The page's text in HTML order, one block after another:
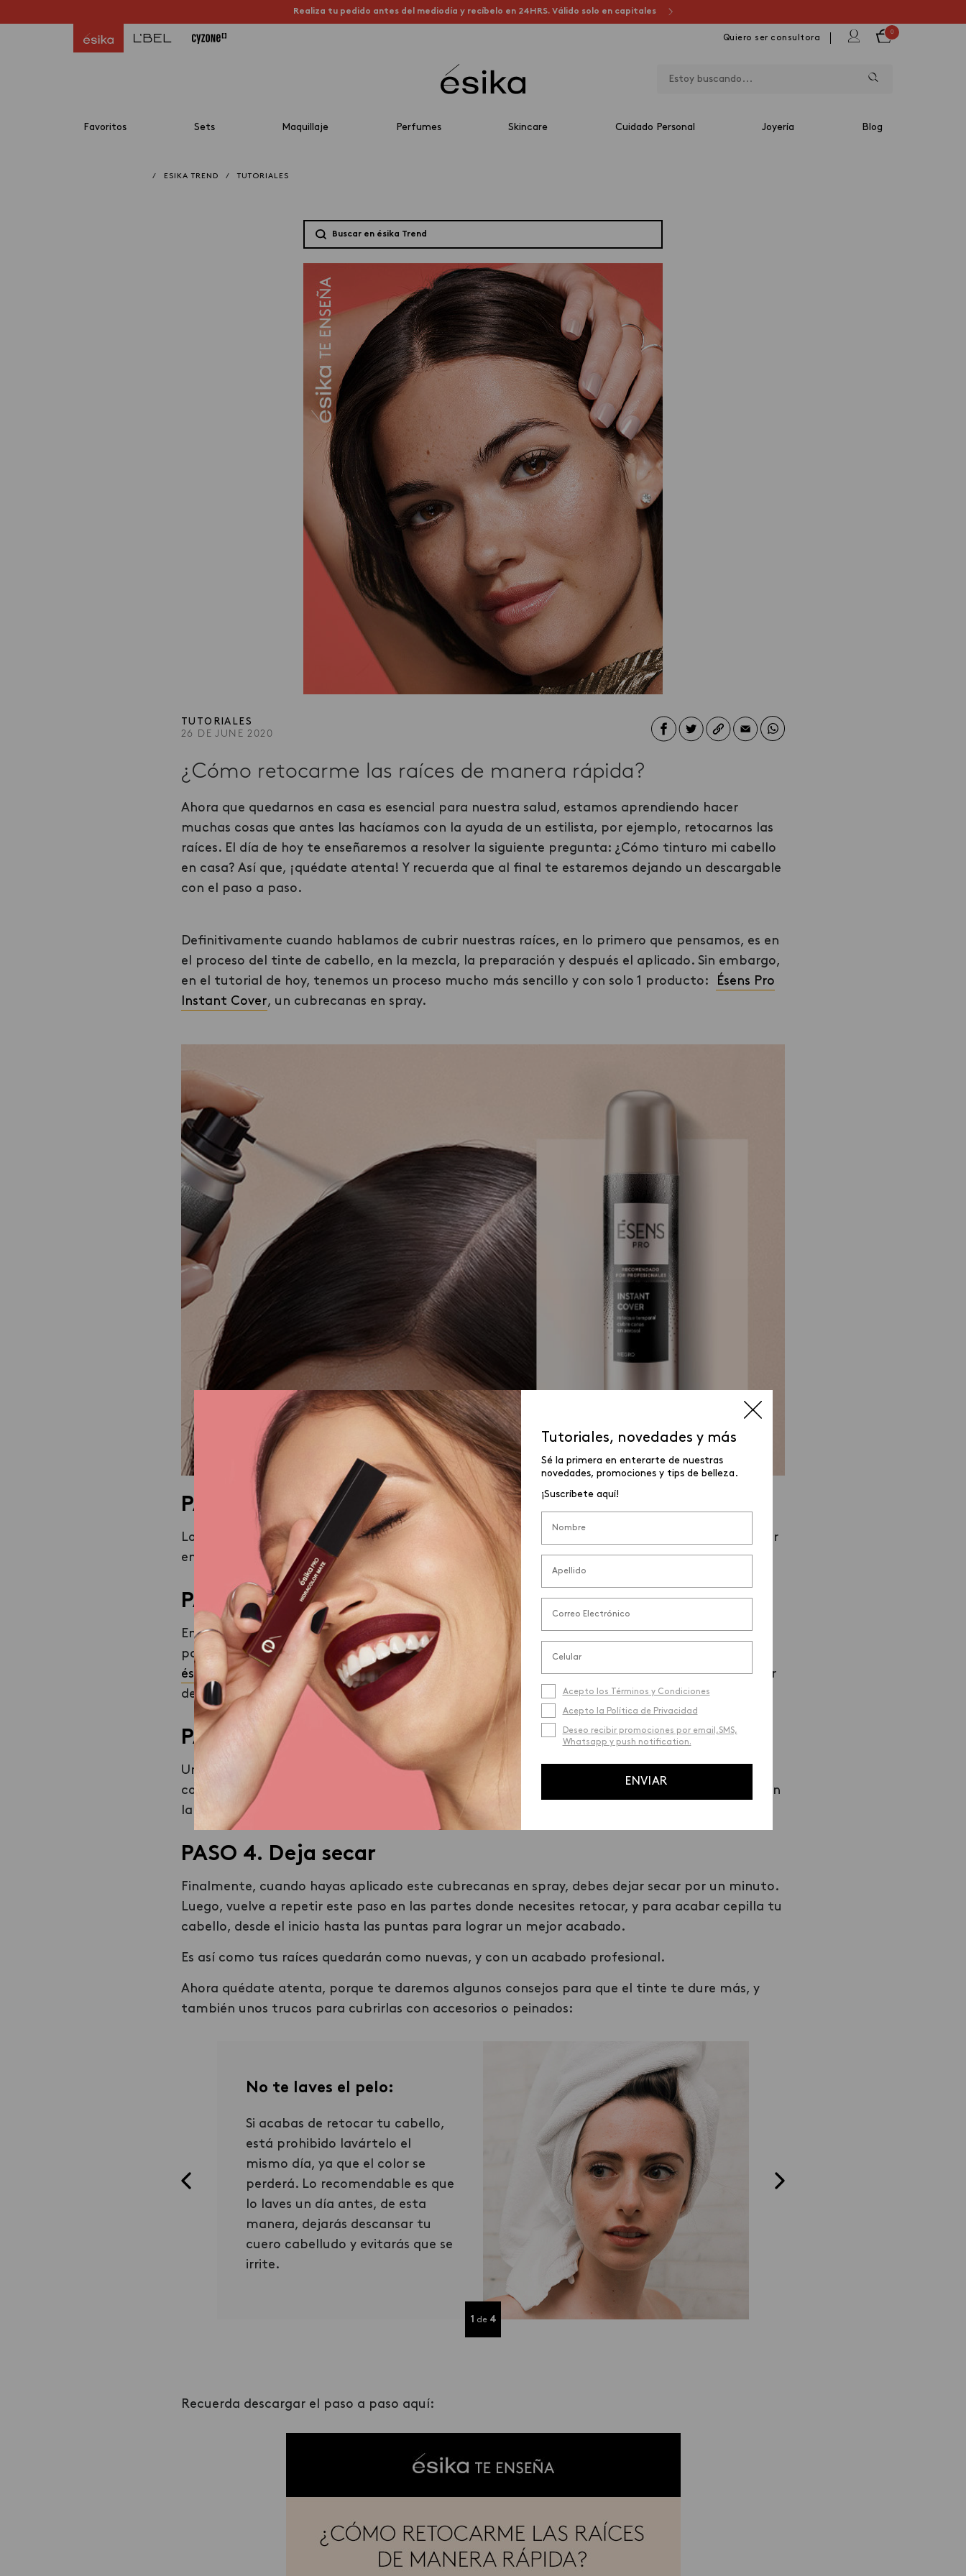
Realiza tu pedido antes del mediodía y recíbelo en 24HRS. Válido solo en capitales
Quiero ser consultora
0
Favoritos Sets Maquillaje Perfumes Skincare Cuidado Personal Joyería Blog
/ ESIKA TREND / TUTORIALES
TUTORIALES
26 DE JUNE 2020
¿Cómo retocarme las raíces de manera rápida?
Ahora que quedarnos en casa es esencial para nuestra salud, estamos aprendiendo hacer
muchas cosas que antes las hacíamos con la ayuda de un estilista, por ejemplo, retocarnos las
raíces. El día de hoy te enseñaremos a resolver la siguiente pregunta: ¿Cómo tinturo mi cabello
en casa? Así que, ¡quédate atenta! Y recuerda que al final te estaremos dejando un descargable
con el paso a paso.
Definitivamente cuando hablamos de cubrir nuestras raíces, en lo primero que pensamos, es en
el proceso del tinte de cabello, en la mezcla, la preparación y después el aplicado. Sin embargo,
en el tutorial de hoy, tenemos un proceso mucho más sencillo y con solo 1 producto:
Ésens Pro
Instant Cover, un cubrecanas en spray.
PASO 1. Evaluación
Lo primero que debemos hacer es la evaluación general de nuestro cabello. Así podremos saber
en qué condiciones está, dónde es necesario retocar, y que partes están ok.
PASO 2. Elige el tono
En este paso, lo más importante es elegir el tono que vamos a aplicar, debemos elegir el más
parecido a nuestro color de cabello original. Utiliza el Instant Cover de ésika
ésika , que viene en 4 tonalidades que son las principales, y que seguramente te ayudarán a salir
del apuro de “cubrir” tus raíces o canas desde casa.
PASO 3. Aplícalo
Una vez que tengas tu tono ideal, lo que sigue es agitar el producto y aplicarlo sobre la raíz o
contorno del rostro a 10 cm de distancia, como es en aerosol, la cantidad saldrá de acuerdo con
la presión que realices.
PASO 4. Deja secar
Finalmente, cuando hayas aplicado este cubrecanas en spray, debes dejar secar por un minuto.
Luego, vuelve a repetir este paso en las partes donde necesites retocar, y para acabar cepilla tu
cabello, desde el inicio hasta las puntas para lograr un mejor acabado.
Es así como tus raíces quedarán como nuevas, y con un acabado profesional.
Ahora quédate atenta, porque te daremos algunos consejos para que el tinte te dure más, y
también unos trucos para cubrirlas con accesorios o peinados:
No te laves el pelo:
Si acabas de retocar tu cabello,
está prohibido lavártelo el
mismo día, ya que el color se
perderá. Lo recomendable es que
lo laves un día antes, de esta
manera, dejarás descansar tu
cuero cabelludo y evitarás que se
irrite.
Solo aplica el tinte en las
zonas correctas:
A veces se nos hace más sencillo
aplicarlo en todo nuestro
cabello, incluso cuando no lo
necesitamos. Evita hacer esto, ya
que lograrás que la tonalidad en
general quede dispareja. Lo ideal
es solo hacerlo en donde estén
presentes las canas o raíces.
pelo, como los pañuelos,
1 de 4
Recuerda descargar el paso a paso aquí:
Tutoriales, novedades y más
Sé la primera en enterarte de nuestras
novedades, promociones y tips de belleza.
¡Suscríbete aquí!
Acepto los Términos y Condiciones
Acepto la Política de Privacidad
Deseo recibir promociones por email,SMS,
Whatsapp y push notification.
ENVIAR